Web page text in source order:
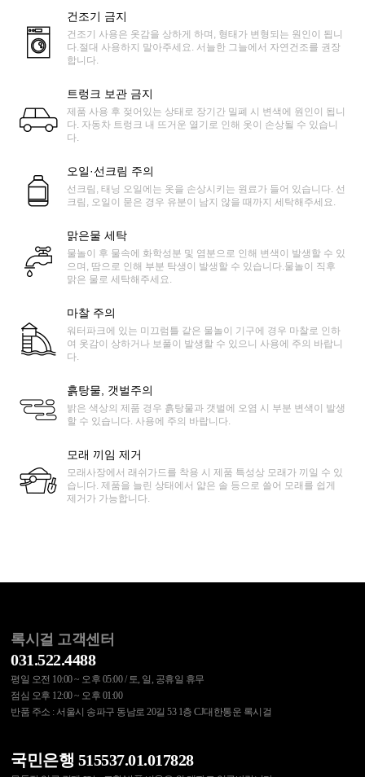
건조기 금지
건조기 사용은 옷감을 상하게 하며, 형태가 변형되는 원인이 됩니
다.절대 사용하지 말아주세요. 서늘한 그늘에서 자연건조를 권장
합니다.
트렁크 보관 금지
제품 사용 후 젖어있는 상태로 장기간 밀폐 시 변색에 원인이 됩니
다. 자동차 트렁크 내 뜨거운 열기로 인해 옷이 손상될 수 있습니
다.
오일·선크림 주의
선크림, 태닝 오일에는 옷을 손상시키는 원료가 들어 있습니다. 선
크림, 오일이 묻은 경우 유분이 남지 않을 때까지 세탁해주세요.
맑은물 세탁
물놀이 후 물속에 화학성분 및 염분으로 인해 변색이 발생할 수 있
으며, 땀으로 인해 부분 탁생이 발생할 수 있습니다.물놀이 직후
맑은 물로 세탁해주세요.
마찰 주의
워터파크에 있는 미끄럼틀 같은 물놀이 기구에 경우 마찰로 인하
여 옷감이 상하거나 보풀이 발생할 수 있으니 사용에 주의 바랍니
다.
흙탕물, 갯벌주의
밝은 색상의 제품 경우 흙탕물과 갯벌에 오염 시 부분 변색이 발생
할 수 있습니다. 사용에 주의 바랍니다.
모래 끼임 제거
모래사장에서 래쉬가드를 착용 시 제품 특성상 모래가 끼일 수 있
습니다. 제품을 늘린 상태에서 얇은 솔 등으로 쓸어 모래를 쉽게
제거가 가능합니다.
록시걸 고객센터
031.522.4488
평일 오전 10:00 ~ 오후 05:00 / 토, 일, 공휴일 휴무
점심 오후 12:00 ~ 오후 01:00
반품 주소 : 서울시 송파구 동남로 20길 53 1층 CJ대한통운 록시걸
국민은행 515537.01.017828